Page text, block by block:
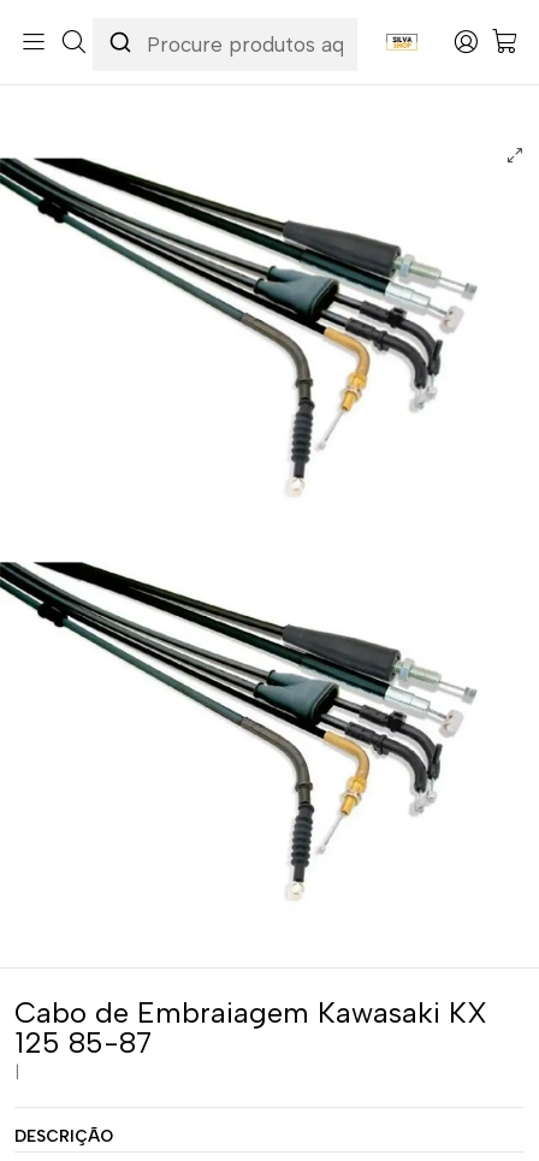
Acessórios & Personalização
Cabos
Cabos de Embraiagem
Cabo de Embraiagem Kawasaki KX 125 85-87
Cabo de Embraiagem Kawasaki KX
125 85-87
DESCRIÇÃO